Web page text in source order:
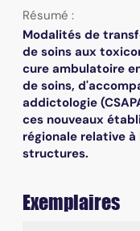
Résumé :
Modalités de
de soins aux
cure ambulatoire
de soins,
addictologie
ces nouveaux
régionale relative
structures.
Exemplaires